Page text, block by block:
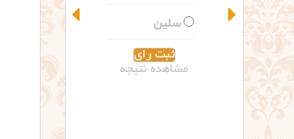
سلین
مشاهده نتیجه